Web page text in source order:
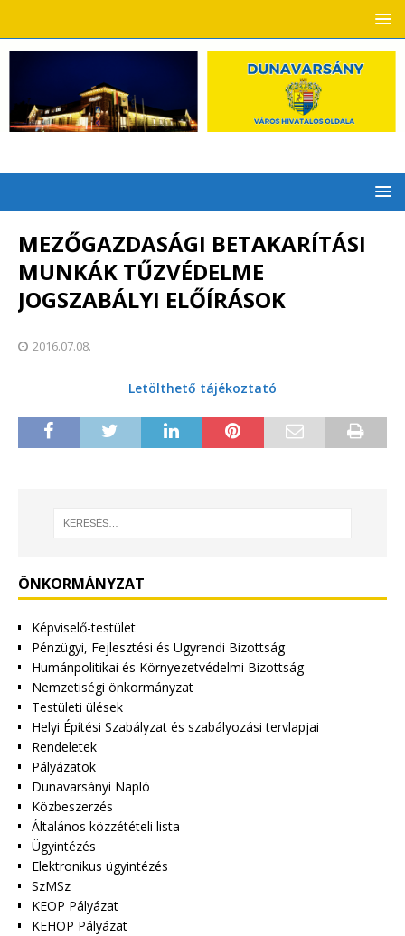
MEZŐGAZDASÁGI BETAKARÍTÁSI
MUNKÁK TŰZVÉDELME
JOGSZABÁLYI ELŐÍRÁSOK
2016.07.08.
Letölthető tájékoztató
ÖNKORMÁNYZAT
Képviselő-testület
Pénzügyi, Fejlesztési és Ügyrendi Bizottság
Humánpolitikai és Környezetvédelmi Bizottság
Nemzetiségi önkormányzat
Testületi ülések
Helyi Építési Szabályzat és szabályozási tervlapjai
Rendeletek
Pályázatok
Dunavarsányi Napló
Közbeszerzés
Általános közzétételi lista
Ügyintézés
Elektronikus ügyintézés
SzMSz
KEOP Pályázat
KEHOP Pályázat